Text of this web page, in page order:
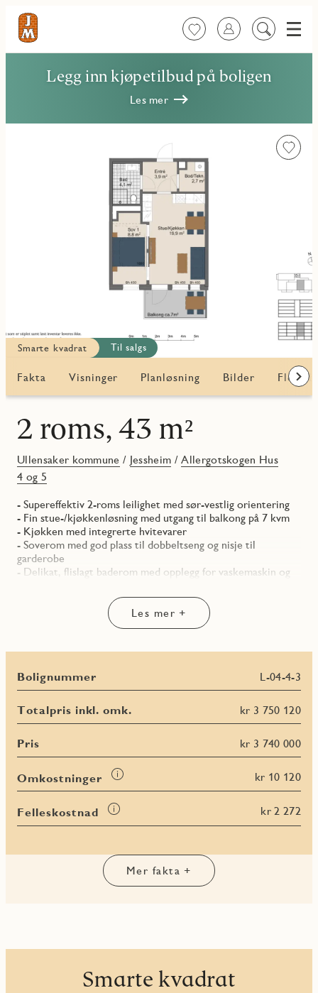
FavoritterLogg inn
Søk
Meny
Legg inn kjøpetilbud på boligen
Les mer
Smarte kvadrat Til salgs
Fakta Visninger Planløsning Bilder Flere
2 roms, 43 m²
Ullensaker kommune / Jessheim /Allergotskogen Hus
4 og 5
- Supereffektiv 2-roms leilighet med sør-vestlig orientering
- Fin stue-/kjøkkenløsning med utgang til balkong på 7 kvm
- Kjøkken med integrerte hvitevarer
- Soverom med god plass til dobbeltseng og nisje til
garderobe
- Delikat, flislagt baderom med opplegg for vaskemaskin og
- Praktisk entré med adkomst til egen bod
- I tillegg medfølger sportsbod i underetasjen
Les mer +
Bolignummer L-04-4-3
Totalpris inkl. omk. kr 3 750 120
Pris kr 3 740 000
Omkostninger
Les
mer
om
Omkostninger
kr 10 120
Felleskostnad
Les
kr 2 272
Les
om
Les
om
Les
om
BRA
totalt
mer
Mer fakta +
Smarte kvadrat